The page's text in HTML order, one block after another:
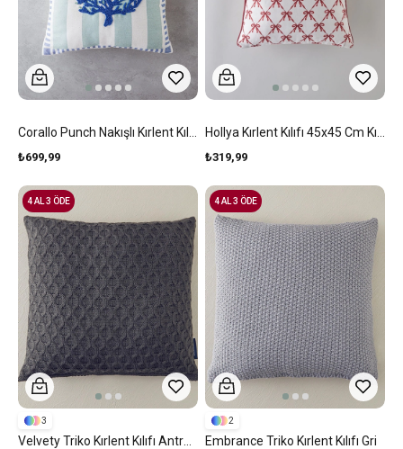
₺699,99 ₺319,99
3
4 AL 3 ÖDE
Embrance Triko Kırlent Kılıfı Gri
2
4 AL 3 ÖDE